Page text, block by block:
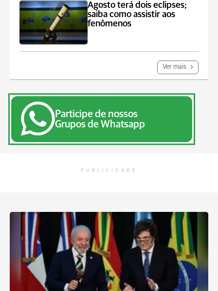
Agosto terá dois eclipses;
saiba como assistir aos
fenômenos
Ver mais
Participe de nossos
Grupos de Whatsapp
PUBLICIDADE